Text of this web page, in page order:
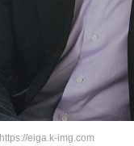
https://eiga.k-img.com